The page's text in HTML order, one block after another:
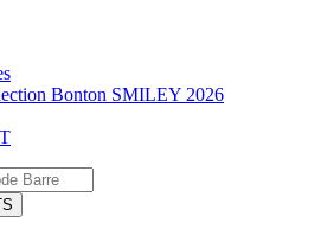
Bonton SMILEY 2026